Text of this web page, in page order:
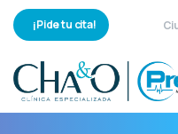
¡Pide tu cita!